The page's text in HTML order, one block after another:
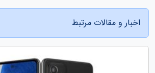
اخبار و مقالات مرتبط